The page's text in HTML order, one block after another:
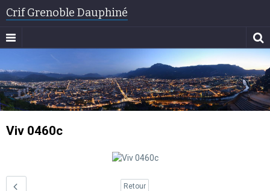
Crif Grenoble Dauphiné
Viv 0460c
Retour